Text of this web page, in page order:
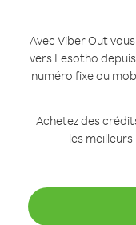
Avec Viber Out
vers Lesotho
numéro fixe ou
Achetez des
les